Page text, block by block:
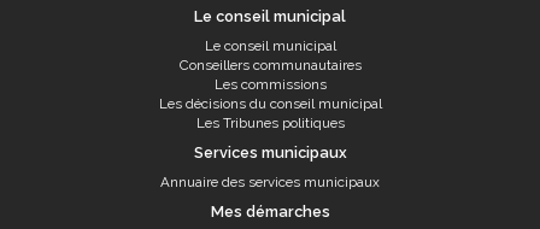
Le conseil municipal
Le conseil municipal
Conseillers communautaires
Les commissions
Les décisions du conseil municipal
Les Tribunes politiques
Services municipaux
Annuaire des services municipaux
Mes démarches